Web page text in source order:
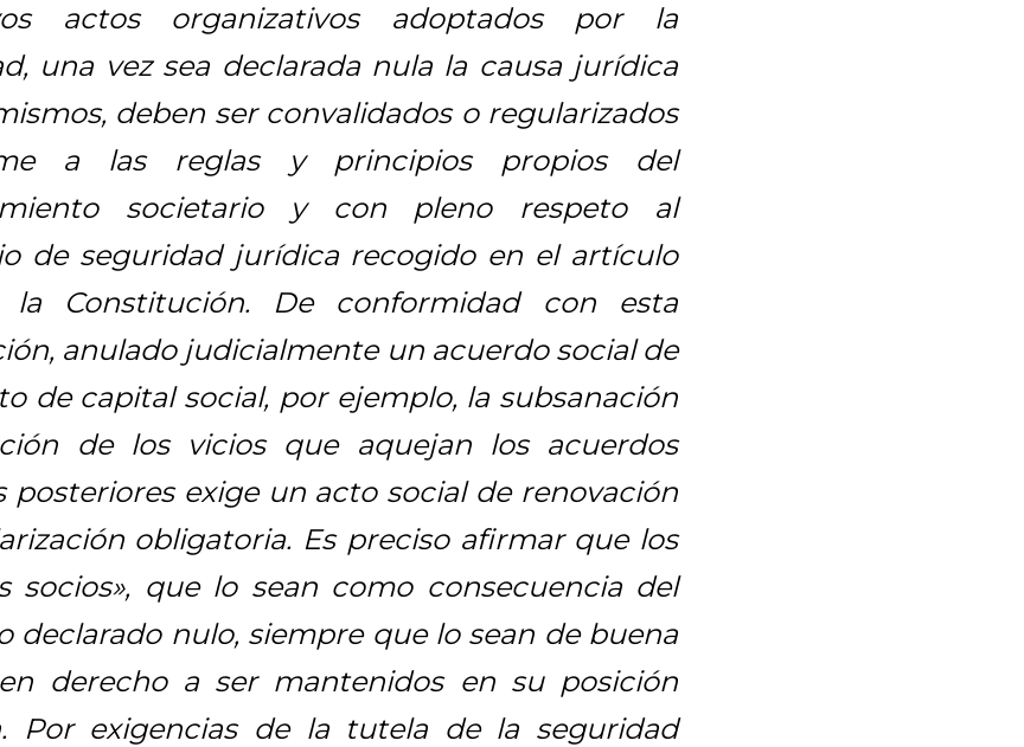
actos organizativos adoptados por la
una vez sea declarada nula la causa jurídica
deben ser convalidados o regularizados
a las reglas y principios propios del
societario y con pleno respeto al
de seguridad jurídica recogido en el artículo
la Constitución. De conformidad con esta
anulado judicialmente un acuerdo social de
de capital social, por ejemplo, la subsanación
de los vicios que aquejan los acuerdos
posteriores exige un acto social de renovación
obligatoria. Es preciso afirmar que los
socios», que lo sean como consecuencia del
declarado nulo, siempre que lo sean de buena
derecho a ser mantenidos en su posición
Por exigencias de la tutela de la seguridad